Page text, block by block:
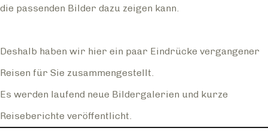
die passenden Bilder dazu zeigen kann.
Deshalb haben wir hier ein paar Eindrücke vergangener
Reisen für Sie zusammengestellt.
Es werden laufend neue Bildergalerien und kurze
Reiseberichte veröffentlicht.